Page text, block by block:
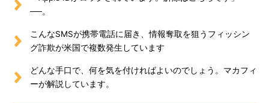
──。
こんなSMSが携帯電話に届き、情報奪取を狙うフィッシン
グ詐欺が米国で複数発生しています
どんな手口で、何を気を付ければよいのでしょう。マカフィ
ーが解説しています。